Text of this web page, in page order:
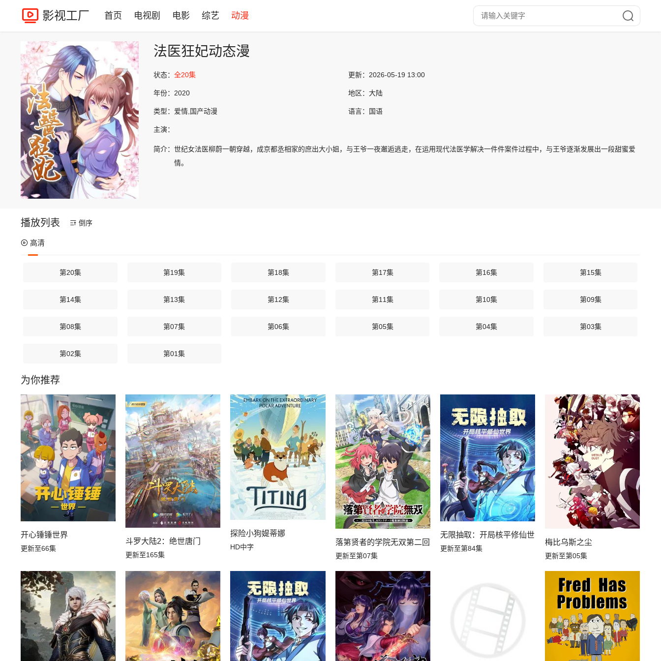
影视工厂 首页 电视剧 电影 综艺 动漫
法医狂妃动态漫
状态： 全20集 更新： 2026-05-19 13:00
年份： 2020 地区： 大陆
类型： 爱情,国产动漫 语言： 国语
主演：
简介： 世纪女法医柳蔚一朝穿越，成京都丞相家的庶出大小姐，与王爷一夜邂逅逃走，在运用现代法医学解决一件件案件过程中，与王爷逐渐发展出一段甜蜜爱
情。
播放列表 倒序
高清
第20集 第19集 第18集 第17集 第16集 第15集
第14集 第13集 第12集 第11集 第10集 第09集
第08集 第07集 第06集 第05集 第04集 第03集
第02集 第01集
为你推荐
开心锤锤世界
更新至66集
斗罗大陆2：绝世唐门
更新至165集
探险小狗媞蒂娜
HD中字
落第贤者的学院无双第二回转生，S等级作弊魔术师冒险记
更新至第07集
无限抽取：开局核平修仙世界动态漫
更新至第84集
梅比乌斯之尘
更新至第05集